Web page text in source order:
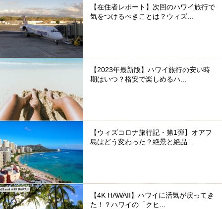
【在住者レポート】次回のハワイ旅行で
気をつけるべきことは？ウィズ...
【2023年最新版】ハワイ旅行の安い時
期はいつ？格安で楽しめるハ...
【ウィズコロナ旅行記・第1弾】オアフ
島はどう変わった？絶景と絶品...
【4K HAWAII】ハワイに活気が戻ってき
た！？ハワイの「クヒ...